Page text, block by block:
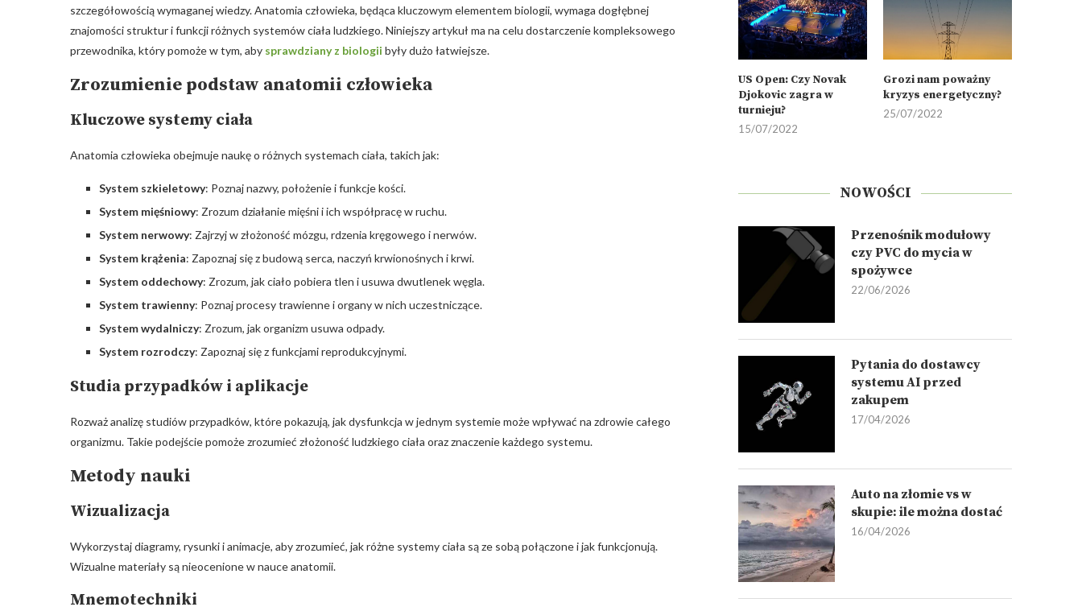
szczegółowością wymaganej wiedzy. Anatomia człowieka, będąca kluczowym elementem biologii, wymaga dogłębnej
znajomości struktur i funkcji różnych systemów ciała ludzkiego. Niniejszy artykuł ma na celu dostarczenie kompleksowego
przewodnika, który pomoże w tym, aby sprawdziany z biologii były dużo łatwiejsze.
Zrozumienie podstaw anatomii człowieka
Kluczowe systemy ciała
Anatomia człowieka obejmuje naukę o różnych systemach ciała, takich jak:
System szkieletowy: Poznaj nazwy, położenie i funkcje kości.
System mięśniowy: Zrozum działanie mięśni i ich współpracę w ruchu.
System nerwowy: Zajrzyj w złożoność mózgu, rdzenia kręgowego i nerwów.
System krążenia: Zapoznaj się z budową serca, naczyń krwionośnych i krwi.
System oddechowy: Zrozum, jak ciało pobiera tlen i usuwa dwutlenek węgla.
System trawienny: Poznaj procesy trawienne i organy w nich uczestniczące.
System wydalniczy: Zrozum, jak organizm usuwa odpady.
System rozrodczy: Zapoznaj się z funkcjami reprodukcyjnymi.
Studia przypadków i aplikacje
Rozważ analizę studiów przypadków, które pokazują, jak dysfunkcja w jednym systemie może wpływać na zdrowie całego
organizmu. Takie podejście pomoże zrozumieć złożoność ludzkiego ciała oraz znaczenie każdego systemu.
Metody nauki
Wizualizacja
Wykorzystaj diagramy, rysunki i animacje, aby zrozumieć, jak różne systemy ciała są ze sobą połączone i jak funkcjonują.
Wizualne materiały są nieocenione w nauce anatomii.
Mnemotechniki
US Open: Czy Novak
Djokovic zagra w
turnieju?
15/07/2022
Grozi nam poważny
kryzys energetyczny?
25/07/2022
NOWOŚCI
Przenośnik modułowy
czy PVC do mycia w
spożywce
22/06/2026
Pytania do dostawcy
systemu AI przed
zakupem
17/04/2026
Auto na złomie vs w
skupie: ile można dostać
16/04/2026